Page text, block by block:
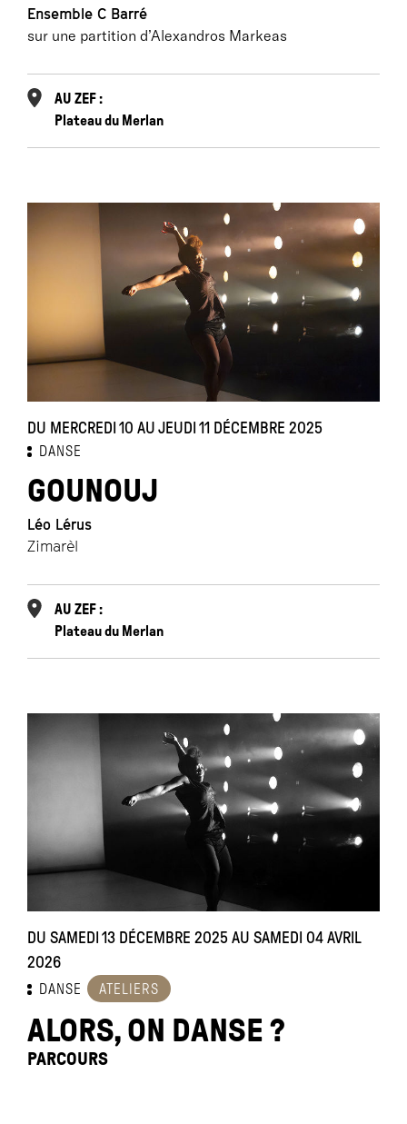
Ensemble C Barré
sur une partition d’Alexandros Markeas
AU ZEF :
Plateau du Merlan
DU MERCREDI 10 AU JEUDI 11 DÉCEMBRE 2025
DANSE
GOUNOUJ
Léo Lérus
Zimarèl
AU ZEF :
Plateau du Merlan
DU SAMEDI 13 DÉCEMBRE 2025 AU SAMEDI 04 AVRIL
2026
DANSE ATELIERS
ALORS, ON DANSE ?
PARCOURS